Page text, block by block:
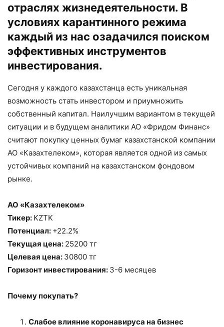
отраслях жизнедеятельности. В
условиях карантинного режима
каждый из нас озадачился поиском
эффективных инструментов
инвестирования.
Сегодня у каждого казахстанца есть уникальная
возможность стать инвестором и приумножить
собственный капитал. Наилучшим вариантом в текущей
ситуации и в будущем аналитики АО «Фридом Финанс»
считают покупку ценных бумаг казахстанской компании
АО «Казахтелеком», которая является одной из самых
устойчивых компаний на казахстанском фондовом
рынке.
АО «Казахтелеком»
Тикер: KZTK
Потенциал: +22.2%
Текущая цена: 25200 тг
Целевая цена: 30800 тг
Горизонт инвестирования: 3-6 месяцев
Почему покупать?
Слабое влияние коронавируса на бизнес